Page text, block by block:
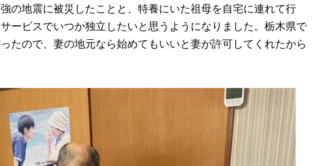
の地震に被災したことと、特養にいた祖母を自宅に連れて行
ービスでいつか独立したいと思うようになりました。栃木県で
たので、妻の地元なら始めてもいいと妻が許可してくれたから